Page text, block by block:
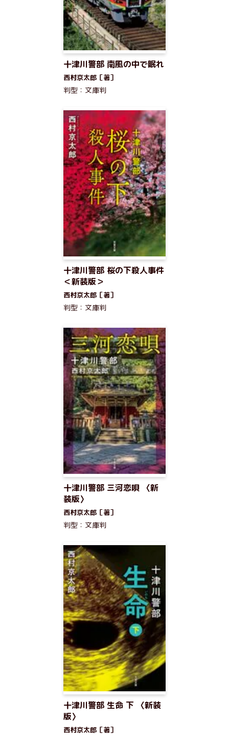
十津川警部 南風の中で眠れ
西村京太郎［著］
判型：文庫判
十津川警部 桜の下殺人事件
＜新装版＞
西村京太郎［著］
判型：文庫判
十津川警部 三河恋唄 〈新
装版〉
西村京太郎［著］
判型：文庫判
十津川警部 生命 下 〈新装
版〉
西村京太郎［著］